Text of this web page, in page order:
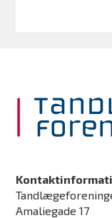
Amaliegade 17